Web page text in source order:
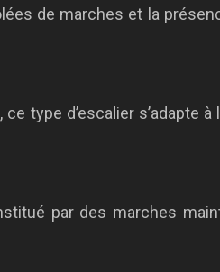
de marches et la
type d’escalier s’adapte
par des marches